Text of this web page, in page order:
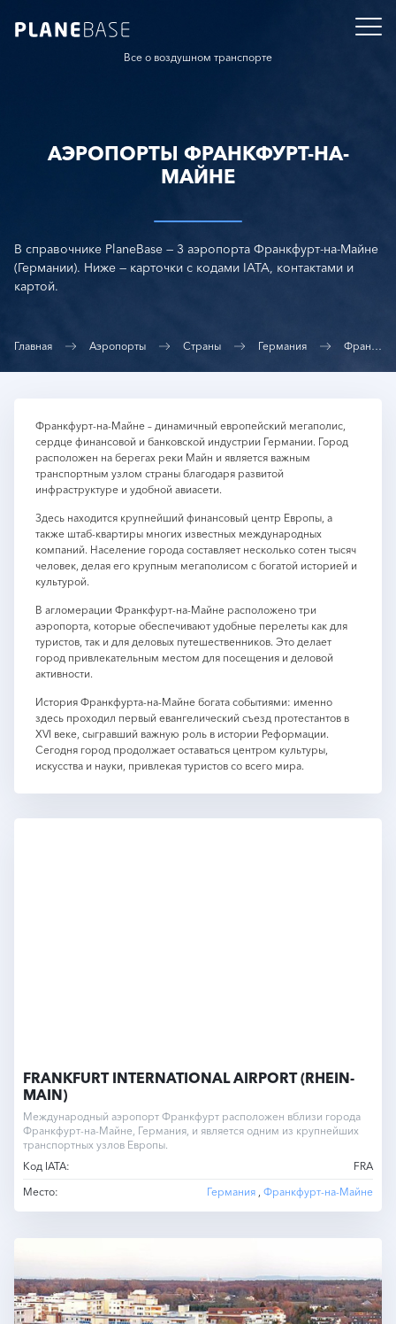
Все о воздушном транспорте
АЭРОПОРТЫ ФРАНКФУРТ-НА-
МАЙНЕ
В справочнике PlaneBase — 3 аэропорта Франкфурт-на-Майне
(Германии). Ниже — карточки с кодами IATA, контактами и
картой.
Главная Аэропорты Страны Германия Франкфурт-на-Майне
Франкфурт-на-Майне – динамичный европейский мегаполис,
сердце финансовой и банковской индустрии Германии. Город
расположен на берегах реки Майн и является важным
транспортным узлом страны благодаря развитой
инфраструктуре и удобной авиасети.
Здесь находится крупнейший финансовый центр Европы, а
также штаб-квартиры многих известных международных
компаний. Население города составляет несколько сотен тысяч
человек, делая его крупным мегаполисом с богатой историей и
культурой.
В агломерации Франкфурт-на-Майне расположено три
аэропорта, которые обеспечивают удобные перелеты как для
туристов, так и для деловых путешественников. Это делает
город привлекательным местом для посещения и деловой
активности.
История Франкфурта-на-Майне богата событиями: именно
здесь проходил первый евангелический съезд протестантов в
XVI веке, сыгравший важную роль в истории Реформации.
Сегодня город продолжает оставаться центром культуры,
искусства и науки, привлекая туристов со всего мира.
FRANKFURT INTERNATIONAL AIRPORT (RHEIN-
MAIN)
Международный аэропорт Франкфурт расположен вблизи города
Франкфурт-на-Майне, Германия, и является одним из крупнейших
транспортных узлов Европы.
Код IATA:
FRA
Место:
Германия Франкфурт-на-Майне